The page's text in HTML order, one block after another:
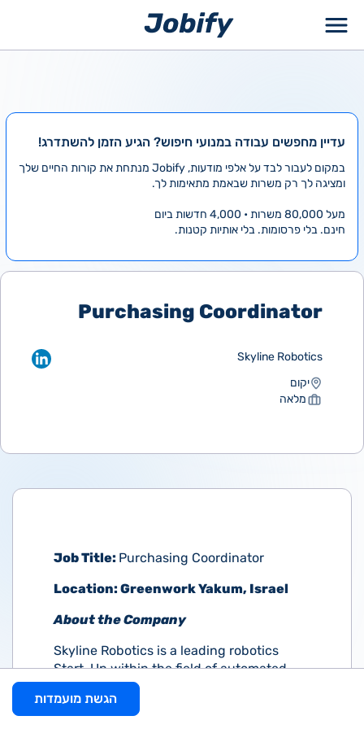
עדיין מחפשים עבודה במנועי חיפוש? הגיע הזמן להשתדרג!
במקום לעבור לבד על אלפי מודעות, Jobify מנתחת את קורות החיים שלך
ומציגה לך רק משרות שבאמת מתאימות לך.
מעל 80,000 משרות • 4,000 חדשות ביום
חינם. בלי פרסומות. בלי אותיות קטנות.
Purchasing Coordinator
Skyline Robotics
יקום
מלאה
Job Title: Purchasing Coordinator
Location: Greenwork Yakum, Israel
About the Company
Skyline Robotics is a leading robotics
Start-Up within the field of automated
facade maintenance. Skyline has created
partnerships for its product both within
הגשת מועמדות